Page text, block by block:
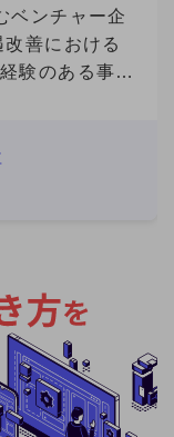
ベンチャー企
験のある事務
、具体的なご